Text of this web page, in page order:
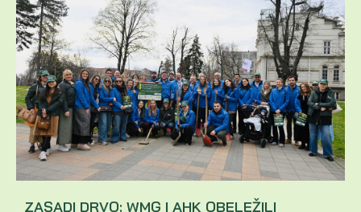
ZASADI DRVO: WMG I AHK OBELEŽILI